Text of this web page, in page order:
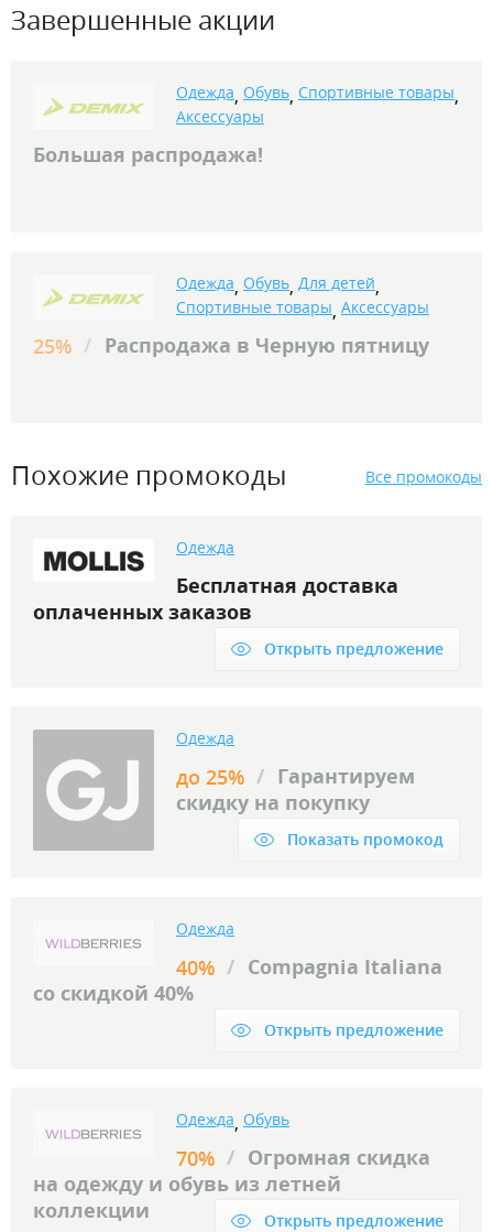
Завершенные акции
Одежда, Обувь, Спортивные товары,
Аксессуары
Большая распродажа!
Одежда, Обувь, Для детей,
Спортивные товары, Аксессуары
25% / Распродажа в Черную пятницу
Похожие промокоды Все промокоды
Одежда
Бесплатная доставка
оплаченных заказов
Открыть предложение
Одежда
до 25% / Гарантируем
скидку на покупку
Показать промокод
Одежда
40% / Compagnia Italiana
со скидкой 40%
Открыть предложение
Одежда, Обувь
70% / Огромная скидка
на одежду и обувь из летней
коллекции
Открыть предложение